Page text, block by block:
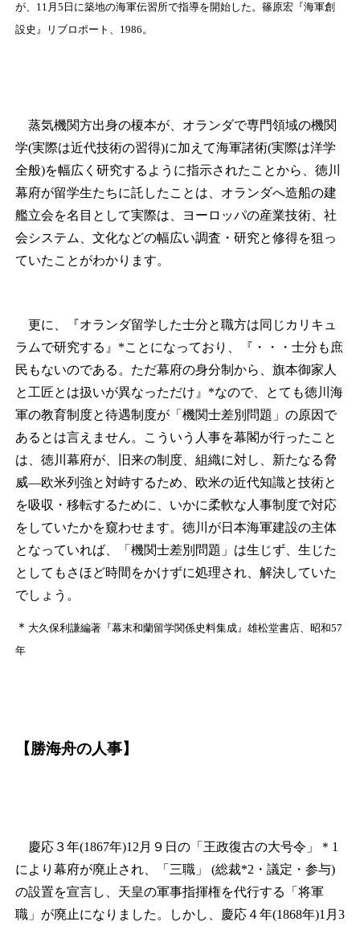
が、11月5日に築地の海軍伝習所で指導を開始した。篠原宏『海軍創
設史』リブロポート、1986。
蒸気機関方出身の榎本が、オランダで専門領域の機関
学(実際は近代技術の習得)に加えて海軍諸術(実際は洋学
全般)を幅広く研究するように指示されたことから、徳川
幕府が留学生たちに託したことは、オランダへ造船の建
艦立会を名目として実際は、ヨーロッパの産業技術、社
会システム、文化などの幅広い調査・研究と修得を狙っ
ていたことがわかります。
更に、『オランダ留学した士分と職方は同じカリキュ
ラムで研究する』*ことになっており、『・・・士分も庶
民もないのである。ただ幕府の身分制から、旗本御家人
と工匠とは扱いが異なっただけ』*なので、とても徳川海
軍の教育制度と待遇制度が「機関士差別問題」の原因で
あるとは言えません。こういう人事を幕閣が行ったこと
は、徳川幕府が、旧来の制度、組織に対し、新たなる脅
威―欧米列強と対峙するため、欧米の近代知識と技術と
を吸収・移転するために、いかに柔軟な人事制度で対応
をしていたかを窺わせます。徳川が日本海軍建設の主体
となっていれば、「機関士差別問題」は生じず、生じた
としてもさほど時間をかけずに処理され、解決していた
でしょう。
＊ 大久保利謙編著『幕末和蘭留学関係史料集成』雄松堂書店、昭和57
年
【勝海舟の人事】
慶応３年(1867年)12月９日の「王政復古の大号令」
＊1
により幕府が廃止され、「三職」 (総裁*2 ・議定・参与)
の設置を宣言し、天皇の軍事指揮権を代行する「将軍
職」が廃止になりました。しかし、慶応４年(1868年)1月3